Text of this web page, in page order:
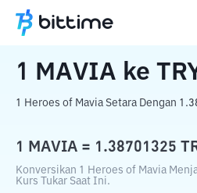
Beranda Konverter Kripto
1 MAVIA ke
1 Heroes of Mavia Setara Dengan
1 MAVIA = 1.38701325
Konversikan 1 Heroes of Mavia
Kurs Tukar Saat Ini.